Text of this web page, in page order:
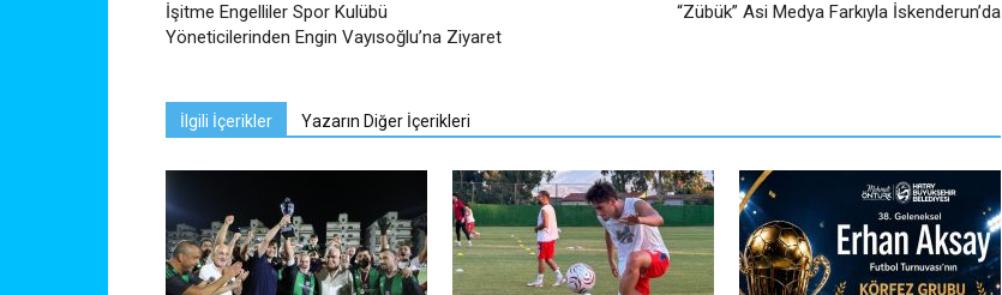
İşitme Engelliler Spor Kulübü
Yöneticilerinden Engin Vayısoğlu’na Ziyaret
“Zübük” Asi Medya Farkıyla İskenderun’da
İlgili İçerikler Yazarın Diğer İçerikleri